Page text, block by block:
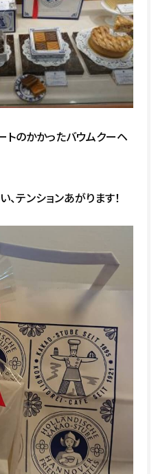
トのかかったバウムクーヘ
テンションあがります！